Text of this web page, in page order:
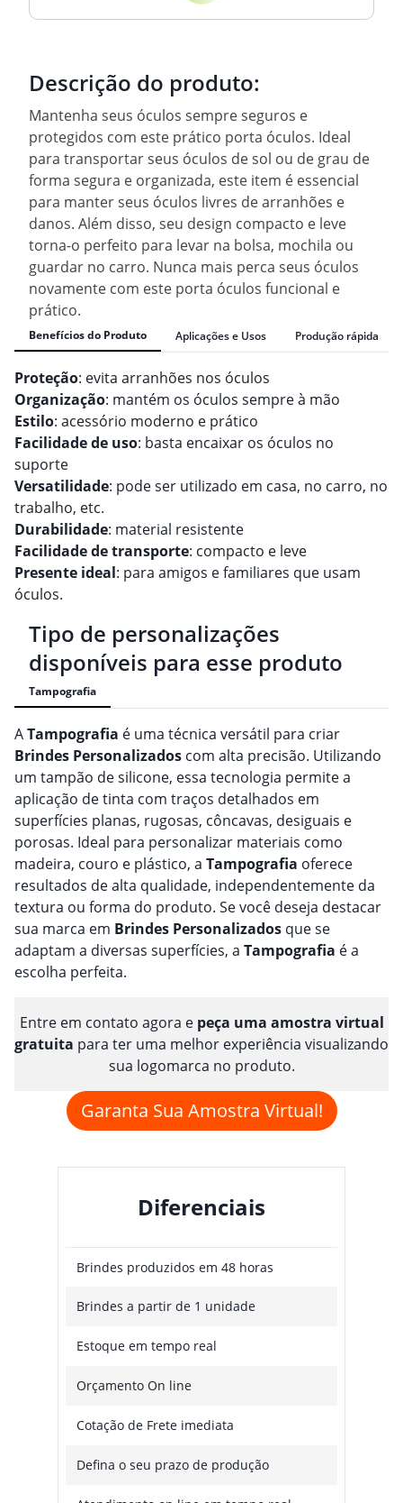
Descrição do produto:
Mantenha seus óculos sempre seguros e
protegidos com este prático porta óculos. Ideal
para transportar seus óculos de sol ou de grau de
forma segura e organizada, este item é essencial
para manter seus óculos livres de arranhões e
danos. Além disso, seu design compacto e leve
torna-o perfeito para levar na bolsa, mochila ou
guardar no carro. Nunca mais perca seus óculos
novamente com este porta óculos funcional e
prático.
Benefícios do Produto Aplicações e Usos Produção rápida
Proteção: evita arranhões nos óculos
Organização: mantém os óculos sempre à mão
Estilo: acessório moderno e prático
Facilidade de uso: basta encaixar os óculos no
suporte
Versatilidade: pode ser utilizado em casa, no carro, no
trabalho, etc.
Durabilidade: material resistente
Facilidade de transporte: compacto e leve
Presente ideal: para amigos e familiares que usam
óculos.
Tipo de personalizações
disponíveis para esse produto
Tampografia
ATampografia é uma técnica versátil para criar
Brindes Personalizados com alta precisão. Utilizando
um tampão de silicone, essa tecnologia permite a
aplicação de tinta com traços detalhados em
superfícies planas, rugosas, côncavas, desiguais e
porosas. Ideal para personalizar materiais como
madeira, couro e plástico, a Tampografia oferece
resultados de alta qualidade, independentemente da
textura ou forma do produto. Se você deseja destacar
sua marca em Brindes Personalizados que se
adaptam a diversas superfícies, a Tampografia é a
escolha perfeita.
Entre em contato agora e peça uma amostra virtual
gratuita para ter uma melhor experiência visualizando
sua logomarca no produto.
Garanta Sua Amostra Virtual!
Diferenciais
Brindes produzidos em 48 horas
Brindes a partir de 1 unidade
Estoque em tempo real
Orçamento On line
Cotação de Frete imediata
Defina o seu prazo de produção